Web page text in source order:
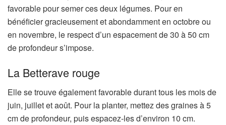
favorable pour semer ces deux légumes. Pour en
bénéficier gracieusement et abondamment en octobre ou
en novembre, le respect d’un espacement de 30 à 50 cm
de profondeur s’impose.
La Betterave rouge
Elle se trouve également favorable durant tous les mois de
juin, juillet et août. Pour la planter, mettez des graines à 5
cm de profondeur, puis espacez-les d’environ 10 cm.